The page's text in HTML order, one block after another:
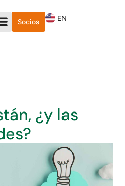
Socios EN
¿y las